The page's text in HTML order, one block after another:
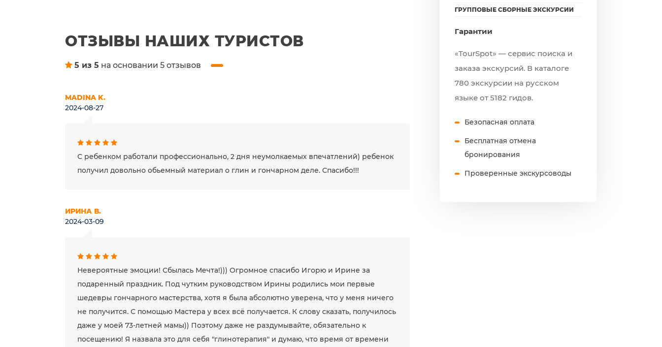
ОТЗЫВЫ НАШИХ ТУРИСТОВ
5 из 5 на основании 5 отзывов
MADINA K.
2024-08-27
С ребенком работали профессионально, 2 дня неумолкаемых впечатлений) ребенок
получил довольно обьемный материал о глин и гончарном деле. Спасибо!!!
ИРИНА В.
2024-03-09
Невероятные эмоции! Сбылась Мечта!))) Огромное спасибо Игорю и Ирине за
подаренный праздник. Под чутким руководством Ирины родились мои первые
шедевры гончарного мастерства, хотя я была абсолютно уверена, что у меня ничего
не получится. С помощью Мастера у всех всё получается. К слову сказать, получилось
даже у моей 73-летней мамы)) Поэтому даже не раздумывайте, обязательно к
посещению! Я назвала это для себя "глинотерапия" и думаю, что время от времени
ГРУППОВЫЕ СБОРНЫЕ ЭКСКУРСИИ
Гарантии
«TourSpot» — сервис поиска и
заказа экскурсий. В каталоге
780 экскурсии на русском
языке от 5182 гидов.
Безопасная оплата
Бесплатная отмена
бронирования
Проверенные экскурсоводы